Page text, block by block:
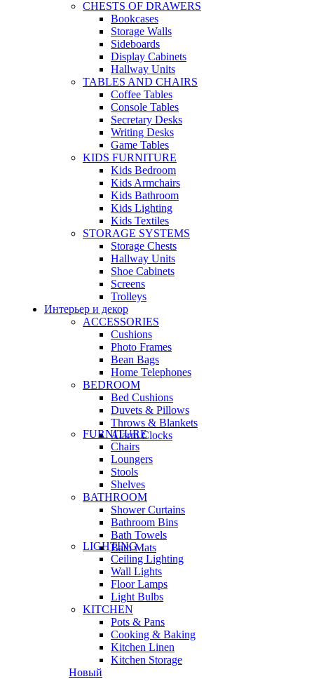
CHESTS OF DRAWERS
Bookcases
Storage Walls
Sideboards
Display Cabinets
Hallway Units
TABLES AND CHAIRS
Coffee Tables
Console Tables
Secretary Desks
Writing Desks
Game Tables
KIDS FURNITURE
Kids Bedroom
Kids Armchairs
Kids Bathroom
Kids Lighting
Kids Textiles
STORAGE SYSTEMS
Storage Chests
Hallway Units
Shoe Cabinets
Screens
Trolleys
Интерьер и декор
ACCESSORIES
Cushions
Photo Frames
Bean Bags
Home Telephones
BEDROOM
Bed Cushions
Duvets & Pillows
Throws & Blankets
Alarm Clocks
FURNITURE
Chairs
Loungers
Stools
Shelves
BATHROOM
Shower Curtains
Bathroom Bins
Bath Towels
Bath Mats
LIGHTING
Ceiling Lighting
Wall Lights
Floor Lamps
Light Bulbs
KITCHEN
Pots & Pans
Cooking & Baking
Kitchen Linen
Kitchen Storage
Новый